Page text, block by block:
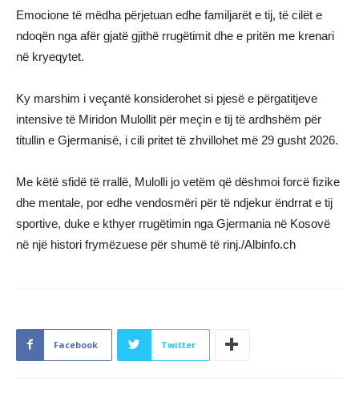
Emocione të mëdha përjetuan edhe familjarët e tij, të cilët e
ndoqën nga afër gjatë gjithë rrugëtimit dhe e pritën me krenari
në kryeqytet.
Ky marshim i veçantë konsiderohet si pjesë e përgatitjeve
intensive të Miridon Mulollit për meçin e tij të ardhshëm për
titullin e Gjermanisë, i cili pritet të zhvillohet më 29 gusht 2026.
Me këtë sfidë të rrallë, Mulolli jo vetëm që dëshmoi forcë fizike
dhe mentale, por edhe vendosmëri për të ndjekur ëndrrat e tij
sportive, duke e kthyer rrugëtimin nga Gjermania në Kosovë
në një histori frymëzuese për shumë të rinj./Albinfo.ch
Facebook Twitter